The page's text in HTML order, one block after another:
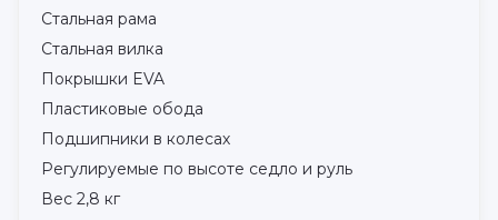
Стальная рама
Стальная вилка
Покрышки EVA
Пластиковые обода
Подшипники в колесах
Регулируемые по высоте седло и руль
Вес 2,8 кг